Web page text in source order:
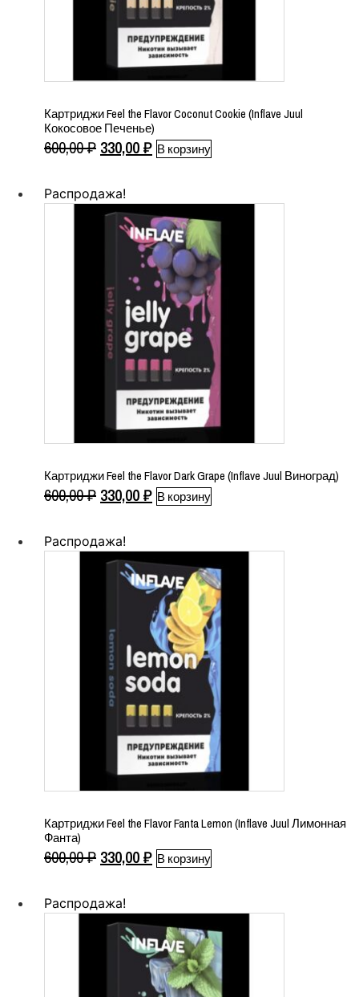
Картриджи Feel the Flavor Coconut Cookie (Inflave Juul
Кокосовое Печенье)
600,00₽ Первоначальная
составляла
600,00 ₽.
330,00₽Текущая
В корзину
Распродажа!
Картриджи Feel the Flavor Dark Grape (Inflave Juul Виноград)
600,00₽ Первоначальная
составляла
600,00 ₽.
330,00₽Текущая
В корзину
Распродажа!
Картриджи Feel the Flavor Fanta Lemon (Inflave Juul Лимонная
Фанта)
600,00₽ Первоначальная
составляла
600,00 ₽.
330,00₽Текущая
В корзину
Распродажа!